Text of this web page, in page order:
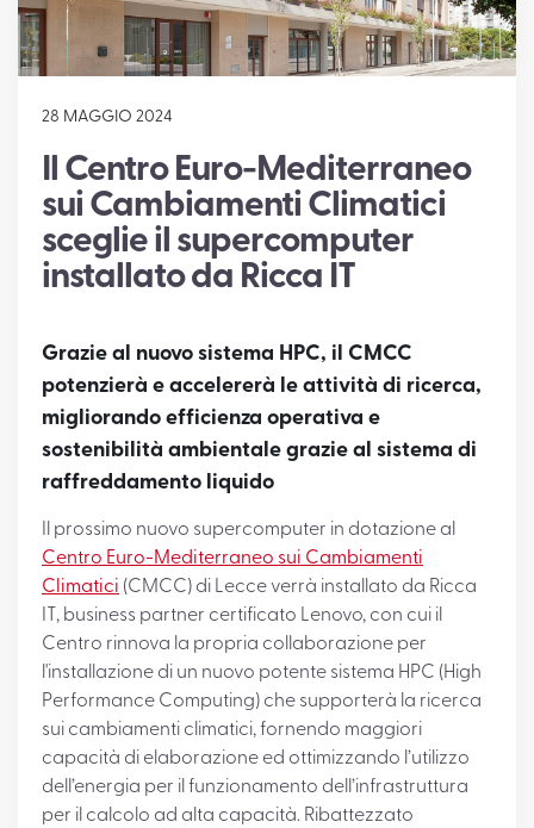
SUPPORTO
28 MAGGIO 2024
Il Centro Euro-Mediterraneo
sui Cambiamenti Climatici
sceglie il supercomputer
installato da Ricca IT
Grazie al nuovo sistema HPC, il CMCC
potenzierà e accelererà le attività di ricerca,
migliorando efficienza operativa e
sostenibilità ambientale grazie al sistema di
raffreddamento liquido
Il prossimo nuovo supercomputer in dotazione al
Centro Euro-Mediterraneo sui Cambiamenti
Climatici (CMCC) di Lecce verrà installato da Ricca
IT, business partner certificato Lenovo, con cui il
Centro rinnova la propria collaborazione per
l'installazione di un nuovo potente sistema HPC (High
Performance Computing) che supporterà la ricerca
sui cambiamenti climatici, fornendo maggiori
capacità di elaborazione ed ottimizzando l’utilizzo
dell’energia per il funzionamento dell’infrastruttura
per il calcolo ad alta capacità. Ribattezzato